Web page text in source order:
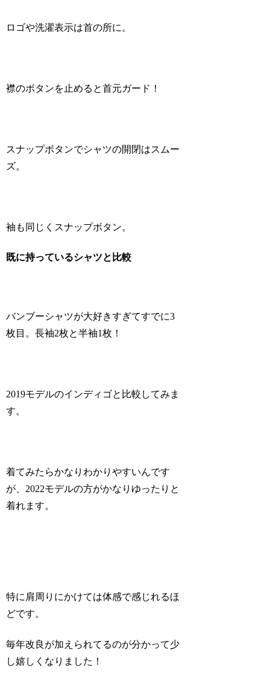
ロゴや洗濯表示は首の所に。
襟のボタンを止めると首元ガード！
スナップボタンでシャツの開閉はスムー
ズ。
袖も同じくスナップボタン。
既に持っているシャツと比較
バンブーシャツが大好きすぎてすでに3
枚目。長袖2枚と半袖1枚！
2019モデルのインディゴと比較してみま
す。
着てみたらかなりわかりやすいんです
が、2022モデルの方がかなりゆったりと
着れます。
特に肩周りにかけては体感で感じれるほ
どです。
毎年改良が加えられてるのが分かって少
し嬉しくなりました！